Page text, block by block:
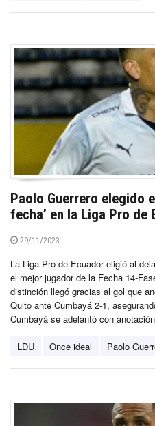
Paolo Guerrero elegido
fecha’ en la Liga Pro de
29/11/2023
La Liga Pro de Ecuador eligió al
el mejor jugador de la Fecha 14-
distinción llegó gracias al gol que
Quito ante Cumbayá 2-1,
Cumbayá se adelantó con
LDU Once ideal Paolo